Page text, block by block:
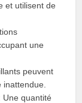
et utilisent de
une
peuvent
Une quantité